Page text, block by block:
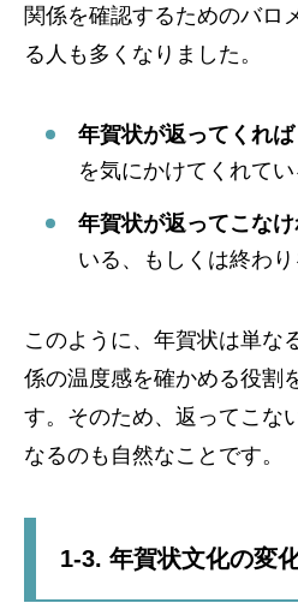
関係を確認するためのバロ
る人も多くなりました。
年賀状が返ってくれば
を気にかけてくれて
年賀状が返ってこなけ
いる、もしくは終わ
このように、年賀状は単な
係の温度感を確かめる役割
す。そのため、返ってこな
なるのも自然なことです。
1-3. 年賀状文化の変